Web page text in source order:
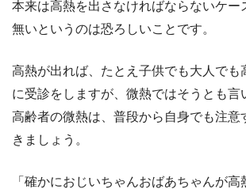
本来は高熱を出さなければならないケー
無いというのは恐ろしいことです。
高熱が出れば、たとえ子供でも大人でも
に受診をしますが、微熱ではそうとも言
高齢者の微熱は、普段から自身でも注意
きましょう。
「確かにおじいちゃんおばあちゃんが